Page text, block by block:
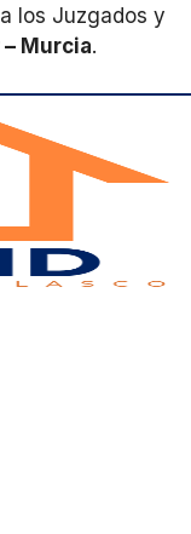
los Juzgados y
– Murcia.